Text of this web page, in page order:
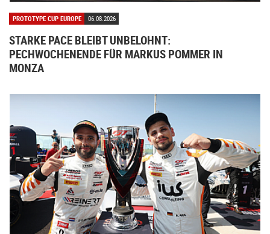
PROTOTYPE CUP EUROPE 06.08.2026
STARKE PACE BLEIBT UNBELOHNT:
PECHWOCHENENDE FÜR MARKUS POMMER IN
MONZA